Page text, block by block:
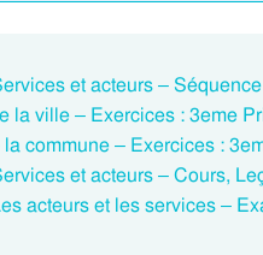
et acteurs –
la ville – Exercices : 3eme
commune – Exercices :
et acteurs – Cours,
acteurs et les services –